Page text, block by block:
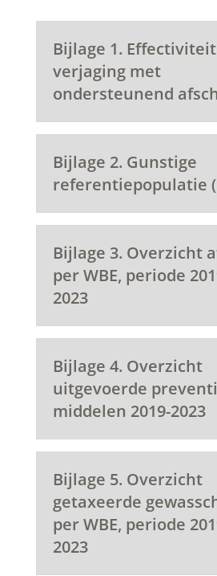
Bijlage 1. Effectiviteit
verjaging met
ondersteunend
Bijlage 2. Gunstige
referentiepopulatie
Bijlage 3. Overzicht
per WBE, periode
2023
Bijlage 4. Overzicht
uitgevoerde
middelen 2019-2023
Bijlage 5. Overzicht
getaxeerde
per WBE, periode
2023